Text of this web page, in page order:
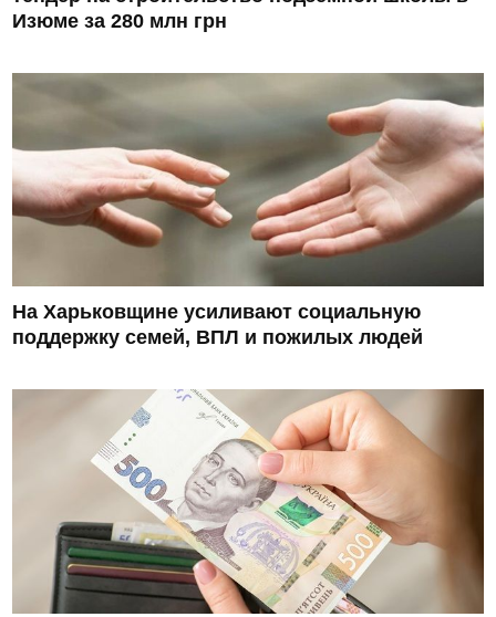
Изюме за 280 млн грн
На Харьковщине усиливают социальную
поддержку семей, ВПЛ и пожилых людей